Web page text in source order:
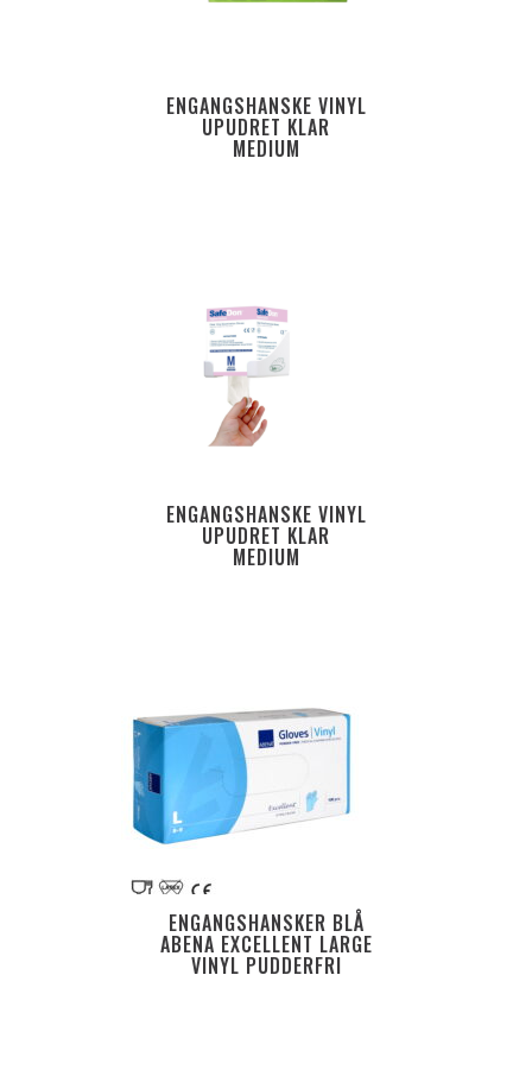
ENGANGSHANSKE VINYL
UPUDRET KLAR
MEDIUM
ENGANGSHANSKE VINYL
UPUDRET KLAR
MEDIUM
ENGANGSHANSKER BLÅ
ABENA EXCELLENT LARGE
VINYL PUDDERFRI